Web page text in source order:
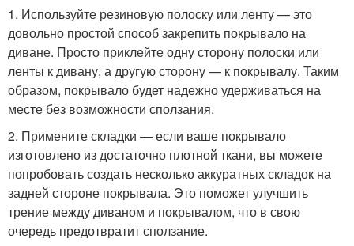
1. Используйте резиновую полоску или ленту — это
довольно простой способ закрепить покрывало на
диване. Просто приклейте одну сторону полоски или
ленты к дивану, а другую сторону — к покрывалу. Таким
образом, покрывало будет надежно удерживаться на
месте без возможности сползания.
2. Примените складки — если ваше покрывало
изготовлено из достаточно плотной ткани, вы можете
попробовать создать несколько аккуратных складок на
задней стороне покрывала. Это поможет улучшить
трение между диваном и покрывалом, что в свою
очередь предотвратит сползание.